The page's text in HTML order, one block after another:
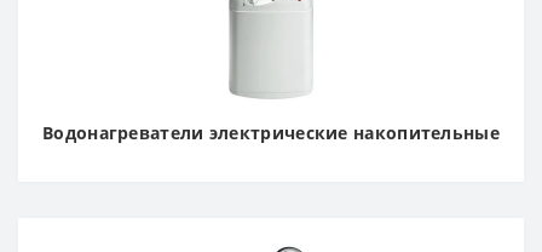
Водонагреватели электрические накопительные